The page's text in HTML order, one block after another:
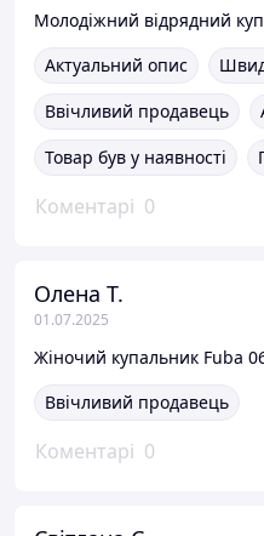
Актуальний опис
Ввічливий продавець
Товар був у наявності
Коментарі 0
Олена Т.
01.07.2025
Ввічливий продавець
Коментарі 0